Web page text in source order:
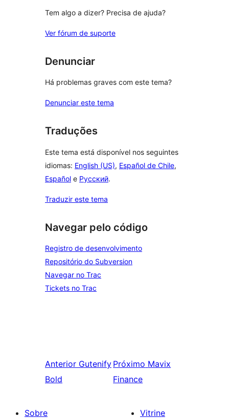
Tem algo a dizer? Precisa de ajuda?
Ver fórum de suporte
Denunciar
Há problemas graves com este tema?
Denunciar este tema
Traduções
Este tema está disponível nos seguintes
idiomas: English (US), Español de Chile,
Español e Русский.
Traduzir este tema
Navegar pelo código
Registro de desenvolvimento
Repositório do Subversion
Navegar no Trac
Tickets no Trac
Anterior Gutenify
Bold
Próximo Mavix
Finance
Sobre
Vitrine